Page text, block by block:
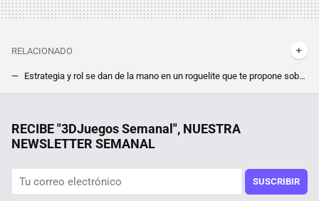
RELACIONADO
Estrategia y rol se dan de la mano en un roguelite que te propone sobrevivir a un asedio constante, tiene un 91% de críticas positivas y se llama The Last Spell
Diablo 4 te regala una montura y otros objetos gratis por Halloween. Solo por tiempo limitado, consigue estos regalos en su nuevo evento
RECIBE "3DJuegos Semanal", NUESTRA
NEWSLETTER SEMANAL
SUSCRIBIR